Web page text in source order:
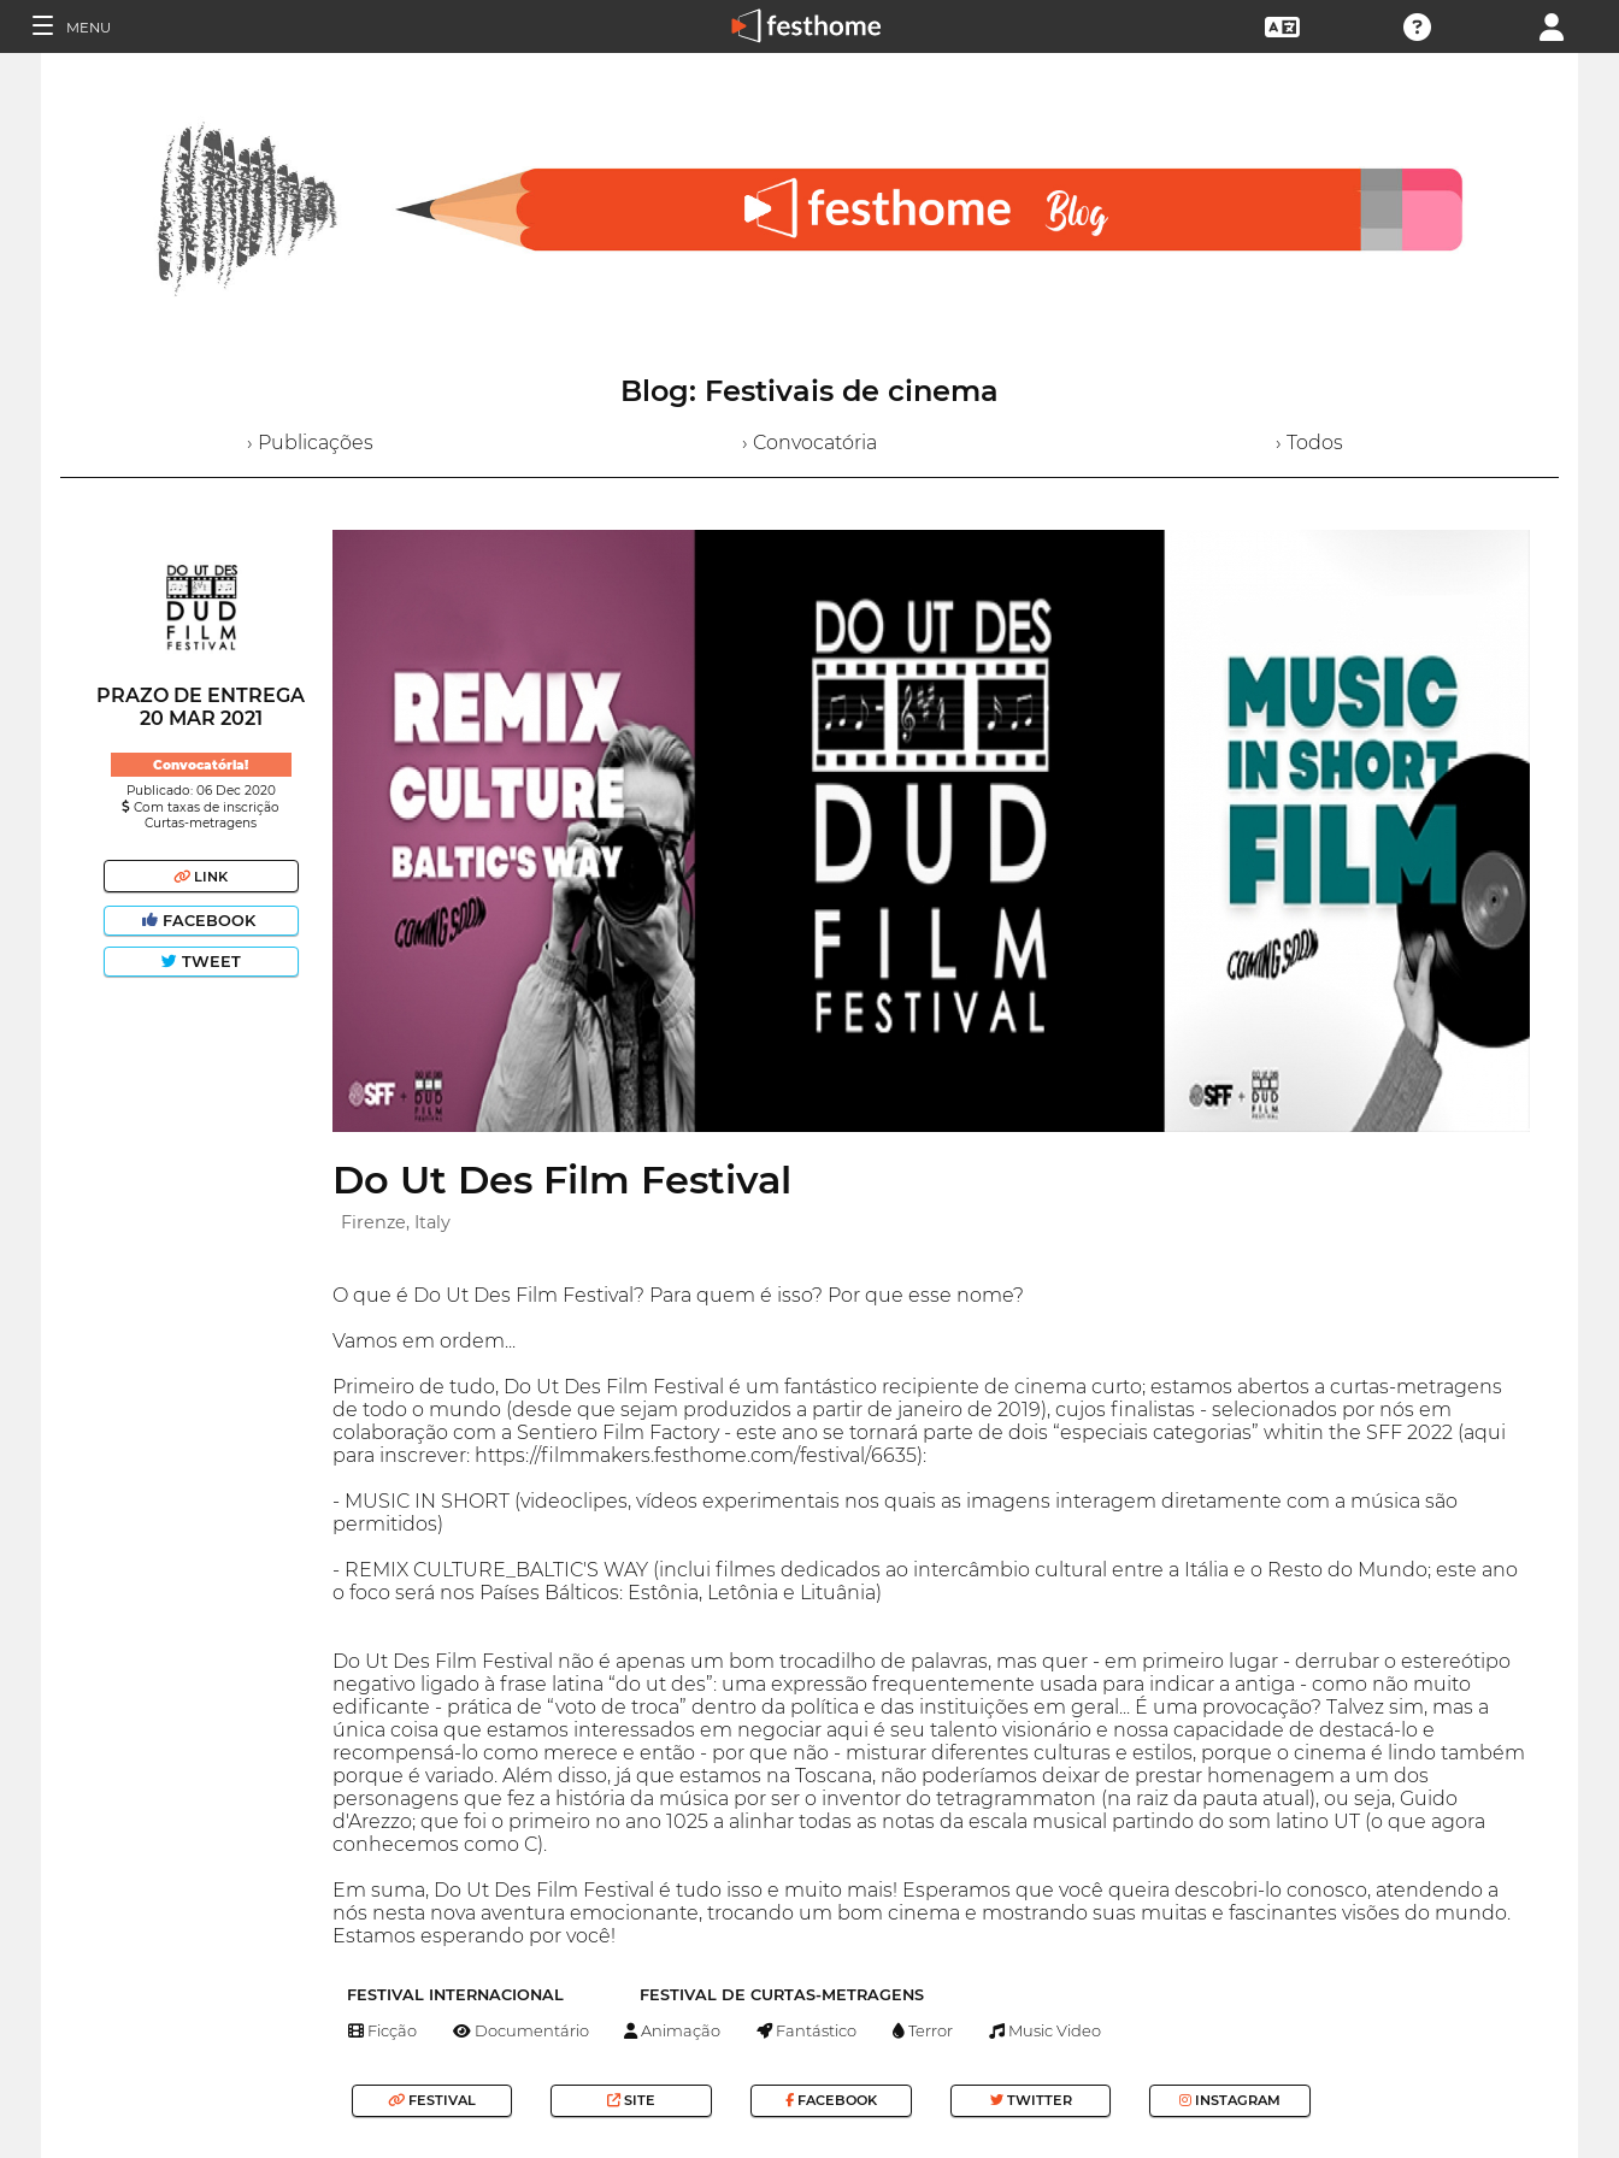
MENU
Blog: Festivais de cinema
› Publicações › Convocatória › Todos
PRAZO DE ENTREGA
20 MAR 2021
Convocatória!
Publicado: 06 Dec 2020
Com taxas de inscrição
Curtas-metragens
LINK
FACEBOOK
TWEET
Do Ut Des Film Festival
Firenze, Italy
O que é Do Ut Des Film Festival? Para quem é isso? Por que esse nome?
Vamos em ordem...
Primeiro de tudo, Do Ut Des Film Festival é um fantástico recipiente de cinema curto; estamos abertos a curtas-metragens
de todo o mundo (desde que sejam produzidos a partir de janeiro de 2019), cujos finalistas - selecionados por nós em
colaboração com a Sentiero Film Factory - este ano se tornará parte de dois “especiais categorias” whitin the SFF 2022 (aqui
para inscrever: https://filmmakers.festhome.com/festival/6635):
- MUSIC IN SHORT (videoclipes, vídeos experimentais nos quais as imagens interagem diretamente com a música são
permitidos)
- REMIX CULTURE_BALTIC'S WAY (inclui filmes dedicados ao intercâmbio cultural entre a Itália e o Resto do Mundo; este ano
o foco será nos Países Bálticos: Estônia, Letônia e Lituânia)
Do Ut Des Film Festival não é apenas um bom trocadilho de palavras, mas quer - em primeiro lugar - derrubar o estereótipo
negativo ligado à frase latina “do ut des”: uma expressão frequentemente usada para indicar a antiga - como não muito
edificante - prática de “voto de troca” dentro da política e das instituições em geral... É uma provocação? Talvez sim, mas a
única coisa que estamos interessados em negociar aqui é seu talento visionário e nossa capacidade de destacá-lo e
recompensá-lo como merece e então - por que não - misturar diferentes culturas e estilos, porque o cinema é lindo também
porque é variado. Além disso, já que estamos na Toscana, não poderíamos deixar de prestar homenagem a um dos
personagens que fez a história da música por ser o inventor do tetragrammaton (na raiz da pauta atual), ou seja, Guido
d'Arezzo; que foi o primeiro no ano 1025 a alinhar todas as notas da escala musical partindo do som latino UT (o que agora
conhecemos como C).
Em suma, Do Ut Des Film Festival é tudo isso e muito mais! Esperamos que você queira descobri-lo conosco, atendendo a
nós nesta nova aventura emocionante, trocando um bom cinema e mostrando suas muitas e fascinantes visões do mundo.
Estamos esperando por você!
FESTIVAL INTERNACIONAL FESTIVAL DE CURTAS-METRAGENS
Ficção Documentário Animação Fantástico Terror Music Video
FESTIVAL SITE FACEBOOK TWITTER INSTAGRAM